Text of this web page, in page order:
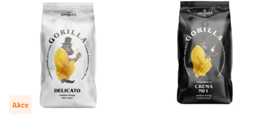
Akce